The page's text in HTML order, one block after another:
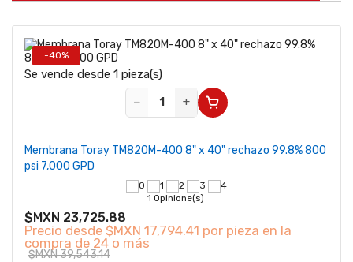
-40%
Se vende desde 1 pieza(s)
−
+
Membrana Toray TM820M-400 8" x 40" rechazo 99.8% 800
psi 7,000 GPD
1 Opinione(s)
$MXN 23,725.88
Precio desde $MXN 17,794.41 por pieza en la
compra de 24 o más
$MXN 39,543.14